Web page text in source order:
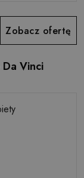
Zobacz ofertę
Vinci